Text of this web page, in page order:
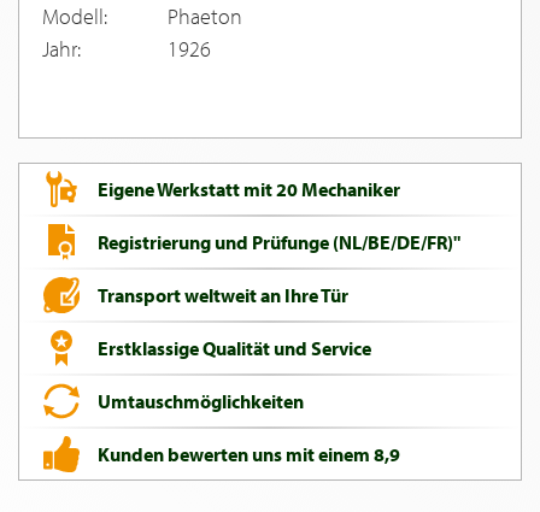
Modell:
Phaeton
Jahr:
1926
Eigene Werkstatt mit 20 Mechaniker
Registrierung und Prüfunge (NL/BE/DE/FR)"
Transport weltweit an Ihre Tür
Erstklassige Qualität und Service
Umtauschmöglichkeiten
Kunden bewerten uns mit einem 8,9